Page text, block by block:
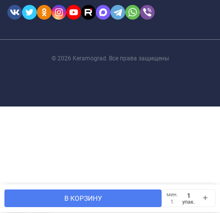
В КОРЗИНУ
мин.
1
упак.
© 2026 Keramograd. Все права защищены
Мы используем файлы cookie, чтобы сайт был лучше для
OK